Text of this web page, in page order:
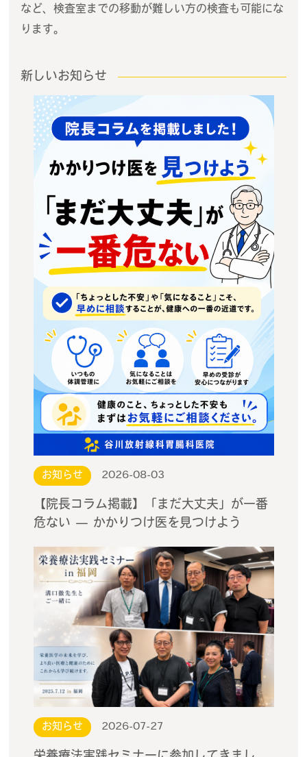
など、検査室までの移動が難しい方の検査も可能にな
ります。
新しいお知らせ
お知らせ 2026-08-03
【院長コラム掲載】「まだ大丈夫」が一番
危ない — かかりつけ医を見つけよう
お知らせ 2026-07-27